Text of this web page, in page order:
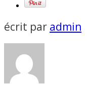
écrit par admin